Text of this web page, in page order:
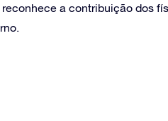
a contribuição dos